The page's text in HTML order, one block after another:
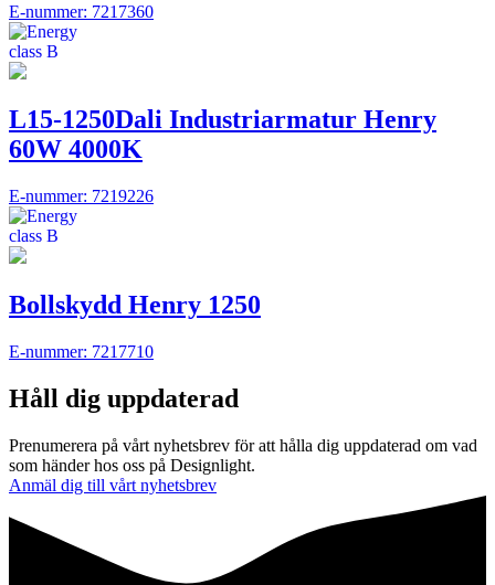
E-nummer: 7217360
L15-1250Dali Industriarmatur Henry
60W 4000K
E-nummer: 7219226
Bollskydd Henry 1250
E-nummer: 7217710
Håll dig uppdaterad
Prenumerera på vårt nyhetsbrev för att hålla dig uppdaterad om vad
som händer hos oss på Designlight.
Anmäl dig till vårt nyhetsbrev